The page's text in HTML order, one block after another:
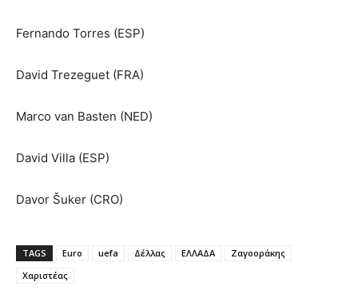
Fernando Torres (ESP)
David Trezeguet (FRA)
Marco van Basten (NED)
David Villa (ESP)
Davor Šuker (CRO)
TAGS Euro uefa Δέλλας ΕΛΛΑΔΑ
Ζαγοοράκης
Χαριστέας